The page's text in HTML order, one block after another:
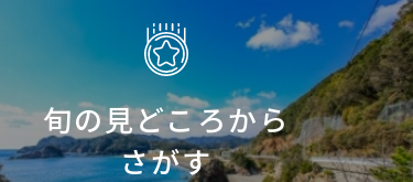
旬の見どころから
さがす